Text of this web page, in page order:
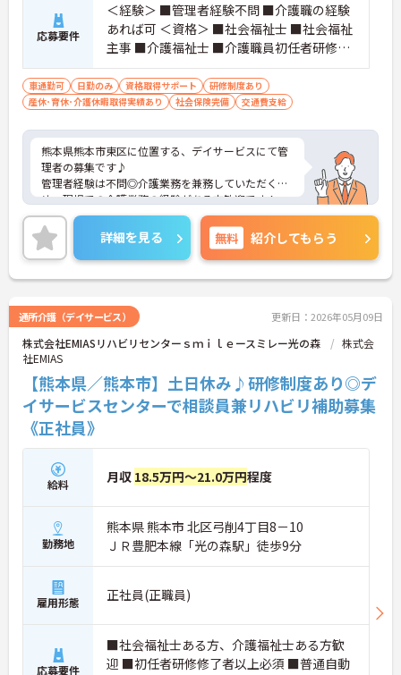
応募要件
＜経験＞ ■管理者経験不問 ■介護職の経験
あれば可 ＜資格＞ ■社会福祉士 ■社会福祉
主事 ■介護福祉士 ■介護職員初任者研修
（旧ヘルパー2級）以上 ■普通自動車免許
（AT限定可）
車通勤可 日勤のみ 資格取得サポート
研修制度あり
産休･育休･介護休暇取得実績あり
社会保険完備 交通費支給
熊本県熊本市東区に位置する、デイサービスにて管
理者の募集です♪
管理者経験は不問◎介護業務を兼務していただくた
め、現場での介護業務の経験がある方歓迎です！
また、職員教育にも力を入れており、社内研修制度
や、資格取得支援制度の利用を通してスキルアップ
を図る事ができます♪
ご興味ある方には、面接のポイントなど、さらに詳
細をお話致しますのでお気軽にご相談ください。
詳細を見る 無料 紹介してもらう
通所介護（デイサービス） 更新日：2026年05月09日
株式会社EMIASリハビリセンターｓｍｉｌｅースミレー光の森
株式会
社EMIAS
【熊本県／熊本市】土日休み♪研修制度あり◎デ
イサービスセンターで相談員兼リハビリ補助募集
《正社員》
給料 月収 18.5万円～21.0万円程度
勤務地
熊本県 熊本市 北区弓削4丁目8－10
ＪＲ豊肥本線「光の森駅」徒歩9分
雇用形態 正社員(正職員)
応募要件
■社会福祉士ある方、介護福祉士ある方歓
迎 ■初任者研修修了者以上必須 ■普通自動